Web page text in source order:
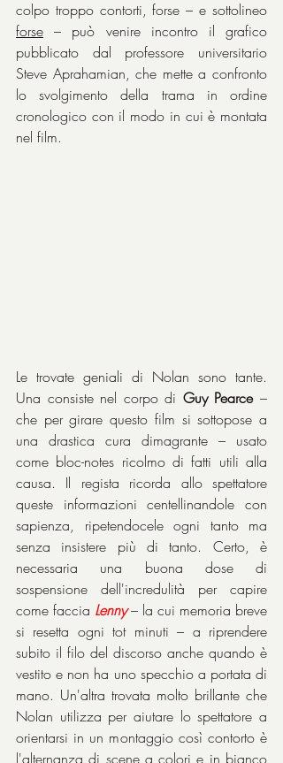
forse – può venire incontro il grafico
pubblicato dal professore universitario
Steve Aprahamian, che mette a confronto
lo svolgimento della trama in ordine
cronologico con il modo in cui è montata
nel film.
Le trovate geniali di Nolan sono tante.
Una consiste nel corpo di Guy Pearce –
che per girare questo film si sottopose a
una drastica cura dimagrante – usato
come bloc-notes ricolmo di fatti utili alla
causa. Il regista ricorda allo spettatore
queste informazioni centellinandole con
sapienza, ripetendocele ogni tanto ma
senza insistere più di tanto. Certo, è
necessaria una buona dose di
sospensione dell'incredulità per capire
come faccia Lenny – la cui memoria breve
si resetta ogni tot minuti – a riprendere
subito il filo del discorso anche quando è
vestito e non ha uno specchio a portata di
mano. Un'altra trovata molto brillante che
Nolan utilizza per aiutare lo spettatore a
orientarsi in un montaggio così contorto è
l'alternanza di scene a colori e in bianco